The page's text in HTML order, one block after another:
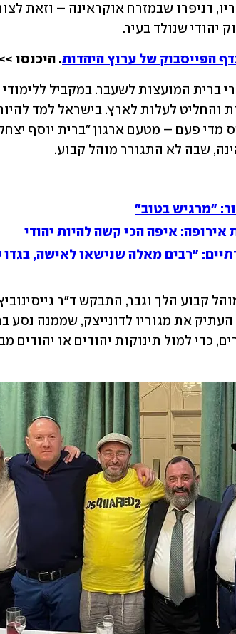
יהודי שנולד בעיר.
הפייסבוק של ערוץ היהדות. היכנסו >>
שבה לא התגורר מוהל קבוע.
"מרגיש בטוב"
איפה הכי קשה להיות יהודי
"רבים מאלה שנישאו לאישה, בגדו